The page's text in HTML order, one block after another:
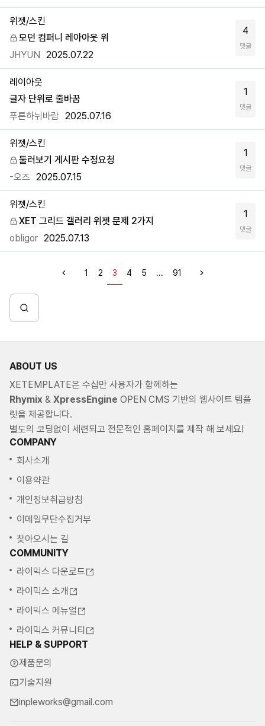
위젯/스킨
모던 컴퍼니 레아아웃 위
JHYUN 2025.07.22
4
댓글
레이아웃
글자 단위로 줄바꿈
푸른하뉘바람 2025.07.16
1
댓글
위젯/스킨
둘러보기 게시판 수정요청
-오즈 2025.07.15
1
댓글
위젯/스킨
XET 그리드 갤러리 위젯 문제 2가지
obligor 2025.07.13
1
댓글
1 2 3 4 5 ... 91
ABOUT US
XETEMPLATE은 수십만 사용자가 함께하는
Rhymix & XpressEngine OPEN CMS 기반의 웹사이트 템플
릿을 제공합니다.
별도의 코딩없이 세련되고 전문적인 홈페이지를 제작 해 보세요!
COMPANY
회사소개
이용약관
개인정보취급방침
이메일무단수집거부
찾아오시는 길
COMMUNITY
라이믹스 다운로드
라이믹스 소개
라이믹스 메뉴얼
라이믹스 커뮤니티
HELP & SUPPORT
제품문의
기술지원
inpleworks@gmail.com